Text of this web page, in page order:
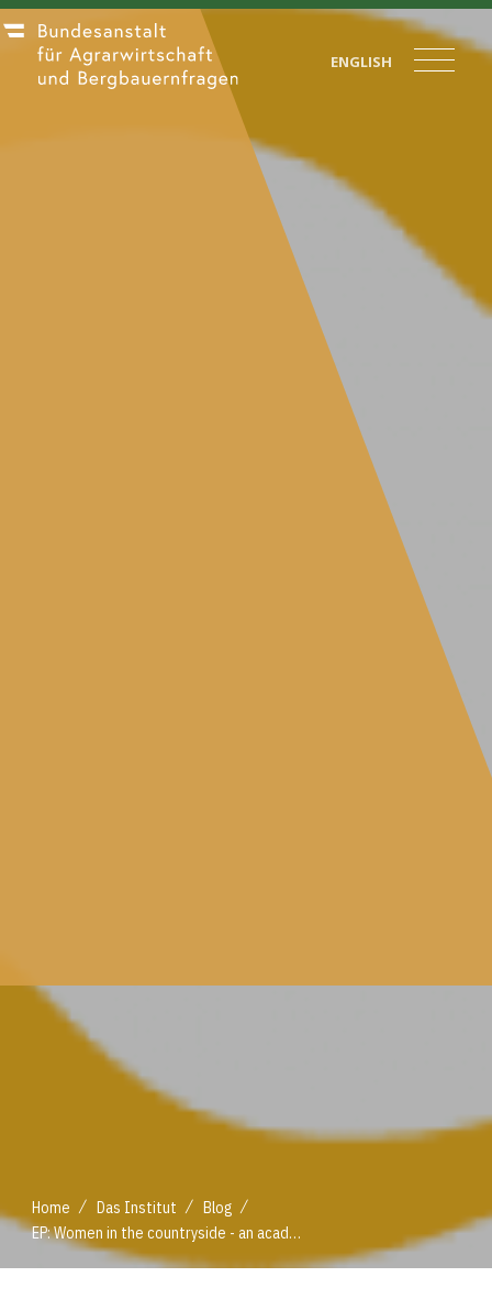
ENGLISH
Home / Das Institut / Blog /
EP: Women in the countryside - an academic and a farmer’s perspective